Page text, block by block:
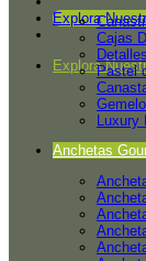
Explora
Explora
Cajas
Pastel
Anchetas